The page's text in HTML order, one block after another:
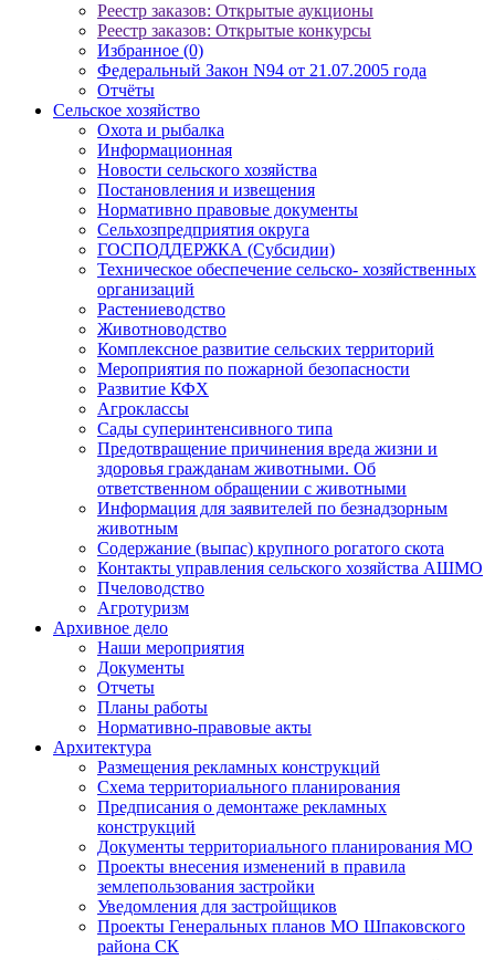
Реестр заказов: Открытые аукционы
Реестр заказов: Открытые конкурсы
Избранное (0)
Федеральный Закон N94 от 21.07.2005 года
Отчёты
Сельское хозяйство
Охота и рыбалка
Информационная
Новости сельского хозяйства
Постановления и извещения
Нормативно правовые документы
Сельхозпредприятия округа
ГОСПОДДЕРЖКА (Субсидии)
Техническое обеспечение сельско- хозяйственных
организаций
Растениеводство
Животноводство
Комплексное развитие сельских территорий
Мероприятия по пожарной безопасности
Развитие КФХ
Агроклассы
Сады суперинтенсивного типа
Предотвращение причинения вреда жизни и
здоровья гражданам животными. Об
ответственном обращении с животными
Информация для заявителей по безнадзорным
животным
Содержание (выпас) крупного рогатого скота
Контакты управления сельского хозяйства АШМО
Пчеловодство
Агротуризм
Архивное дело
Наши мероприятия
Документы
Отчеты
Планы работы
Нормативно-правовые акты
Архитектура
Размещения рекламных конструкций
Схема территориального планирования
Предписания о демонтаже рекламных
конструкций
Документы территориального планирования МО
Проекты внесения изменений в правила
землепользования застройки
Уведомления для застройщиков
Проекты Генеральных планов МО Шпаковского
района СК